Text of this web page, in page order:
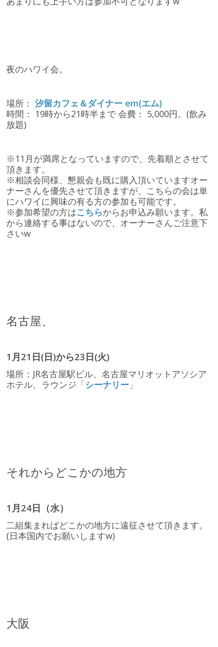
夜のハワイ会。
場所： 汐留カフェ＆ダイナー em(エム)
時間： 19時から21時半まで 会費： 5,000円。(飲み
放題)
※11月が満席となっていますので、先着順とさせて
頂きます。
※相談会同様、懇親会も既に購入頂いていますオー
ナーさんを優先させて頂きますが、こちらの会は単
にハワイに興味の有る方の参加も可能です。
※参加希望の方はこちらからお申込み願います。私
から連絡する事はないので、オーナーさんご注意下
さいw
名古屋、
1月21日(日)から23日(火)
場所：JR名古屋駅ビル、名古屋マリオットアソシア
ホテル、ラウンジ「シーナリー 」
それからどこかの地方
1月24日（水）
二組集まればどこかの地方に遠征させて頂きます。
(日本国内でお願いしますw)
大阪